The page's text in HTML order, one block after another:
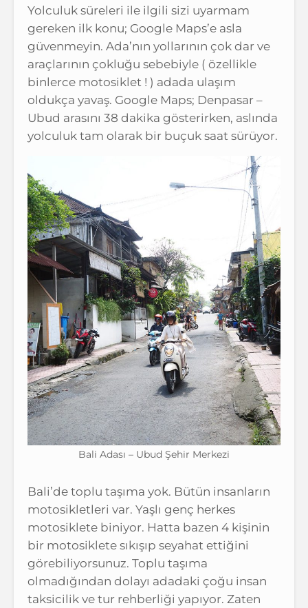
Yolculuk süreleri ile ilgili sizi uyarmam
gereken ilk konu; Google Maps’e asla
güvenmeyin. Ada’nın yollarının çok dar ve
araçlarının çokluğu sebebiyle ( özellikle
binlerce motosiklet ! ) adada ulaşım
oldukça yavaş. Google Maps; Denpasar –
Ubud arasını 38 dakika gösterirken, aslında
yolculuk tam olarak bir buçuk saat sürüyor.
Bali Adası – Ubud Şehir Merkezi
Bali’de toplu taşıma yok. Bütün insanların
motosikletleri var. Yaşlı genç herkes
motosiklete biniyor. Hatta bazen 4 kişinin
bir motosiklete sıkışıp seyahat ettiğini
görebiliyorsunuz. Toplu taşıma
olmadığından dolayı adadaki çoğu insan
taksicilik ve tur rehberliği yapıyor. Zaten